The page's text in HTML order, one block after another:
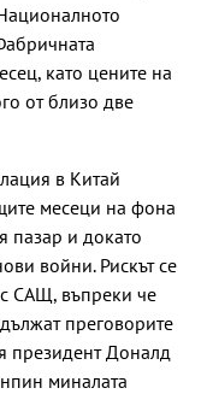
като цените на
от близо две
в Китай
месеци на фона
пазар и докато
войни. Рискът се
САЩ, въпреки че
преговорите
президент Доналд
миналата